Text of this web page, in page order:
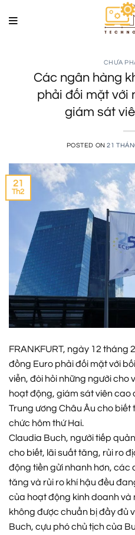
CHƯA
Các ngân hàng
phải đối mặt với
giám sát
POSTED ON21
21
Th2
FRANKFURT, ngày 12 tháng
đồng Euro phải đối mặt với
viễn, đòi hỏi những người cho
hoạt động, giám sát viên
Trung ương Châu Âu cho
chức hôm thứ Hai.
Claudia Buch, người tiếp
cho biết, lãi suất tăng, rủi ro
động tiền gửi nhanh hơn, các
tăng và rủi ro khí hậu đều
của hoạt động kinh doanh và
không được chuẩn bị đầy đủ
Buch, cựu phó chủ tịch của